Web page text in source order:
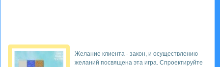
Желание клиента - закон, и осуществлению
желаний посвящена эта игра. Спроектируйте